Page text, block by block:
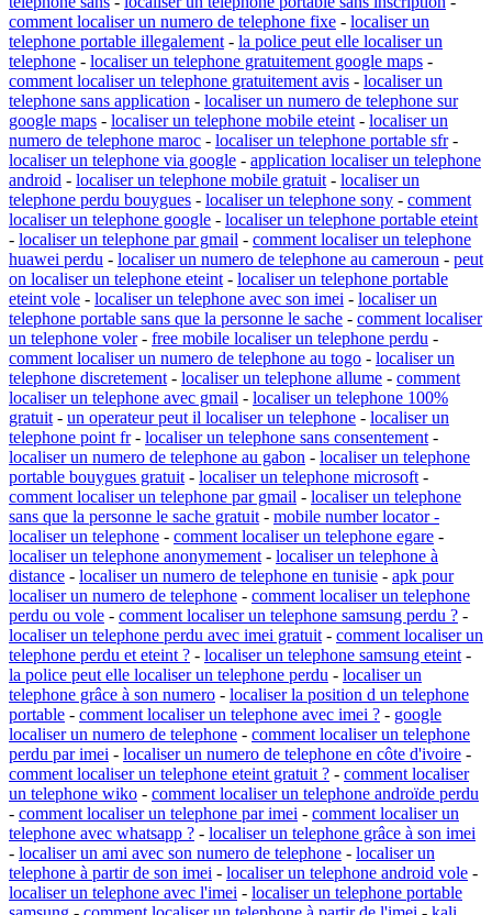
comment localiser un numero de telephone fixe - localiser un
telephone portable illegalement - la police peut elle localiser un
telephone - localiser un telephone gratuitement google maps -
comment localiser un telephone gratuitement avis - localiser un
telephone sans application - localiser un numero de telephone sur
google maps - localiser un telephone mobile eteint - localiser un
numero de telephone maroc - localiser un telephone portable sfr-
localiser un telephone via google - application localiser un telephone
android - localiser un telephone mobile gratuit - localiser un
telephone perdu bouygues - localiser un telephone sony - comment
localiser un telephone google - localiser un telephone portable eteint
- localiser un telephone par gmail - comment localiser un telephone
huawei perdu - localiser un numero de telephone au cameroun - peut
on localiser un telephone eteint - localiser un telephone portable
eteint vole - localiser un telephone avec son imei - localiser un
telephone portable sans que la personne le sache - comment localiser
un telephone voler- free mobile localiser un telephone perdu -
comment localiser un numero de telephone au togo - localiser un
telephone discretement - localiser un telephone allume - comment
localiser un telephone avec gmail - localiser un telephone 100%
gratuit - un operateur peut il localiser un telephone - localiser un
telephone point fr- localiser un telephone sans consentement -
localiser un numero de telephone au gabon - localiser un telephone
portable bouygues gratuit - localiser un telephone microsoft -
comment localiser un telephone par gmail - localiser un telephone
sans que la personne le sache gratuit - mobile number locator -
localiser un telephone - comment localiser un telephone egare -
localiser un telephone anonymement - localiser un telephone à
distance - localiser un numero de telephone en tunisie - apk pour
localiser un numero de telephone - comment localiser un telephone
perdu ou vole - comment localiser un telephone samsung perdu ? -
localiser un telephone perdu avec imei gratuit - comment localiser un
telephone perdu et eteint ? - localiser un telephone samsung eteint -
la police peut elle localiser un telephone perdu - localiser un
telephone grâce à son numero - localiser la position d un telephone
portable - comment localiser un telephone avec imei ? - google
localiser un numero de telephone - comment localiser un telephone
perdu par imei - localiser un numero de telephone en côte d'ivoire -
comment localiser un telephone eteint gratuit ? - comment localiser
un telephone wiko - comment localiser un telephone androïde perdu
- comment localiser un telephone par imei - comment localiser un
telephone avec whatsapp ? - localiser un telephone grâce à son imei
- localiser un ami avec son numero de telephone - localiser un
telephone à partir de son imei - localiser un telephone android vole -
localiser un telephone avec l'imei - localiser un telephone portable